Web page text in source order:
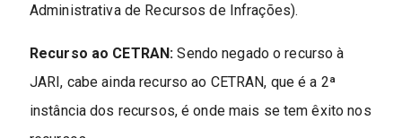
Administrativa de Recursos de Infrações).
Recurso ao CETRAN: Sendo negado o recurso à
JARI, cabe ainda recurso ao CETRAN, que é a 2ª
instância dos recursos, é onde mais se tem êxito nos